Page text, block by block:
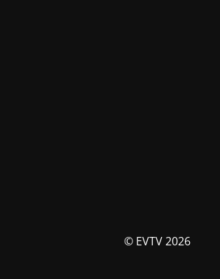
© EVTV 2026